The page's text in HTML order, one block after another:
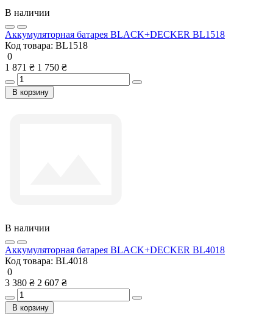
В наличии
Аккумуляторная батарея BLACK+DECKER BL1518
Код товара: BL1518
0
1 871 ₴ 1 750 ₴
В корзину
В наличии
Аккумуляторная батарея BLACK+DECKER BL4018
Код товара: BL4018
0
3 380 ₴ 2 607 ₴
В корзину